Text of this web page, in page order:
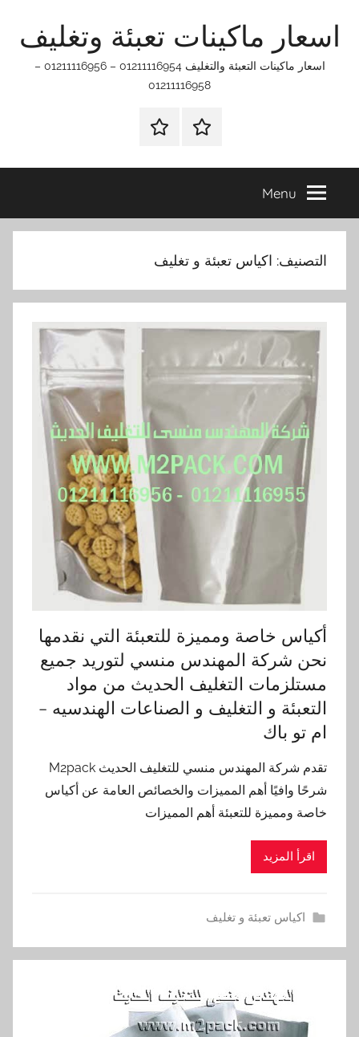
اسعار ماكينات تعبئة وتغليف
اسعار ماكينات التعبئة والتغليف 01211116954 – 01211116956 –
01211116958
الرئيسيهاتـصـل
في
التي
Menu
التصنيف: اكياس تعبئة و تغليف
أكياس خاصة ومميزة للتعبئة التي نقدمها
نحن شركة المهندس منسي لتوريد جميع
مستلزمات التغليف الحديث من مواد
التعبئة و التغليف و الصناعات الهندسيه –
ام تو باك
تقدم شركة المهندس منسي للتغليف الحديث M2pack
شرحًا وافيًا أهم المميزات والخصائص العامة عن أكياس
خاصة ومميزة للتعبئة أهم المميزات
اقرأ المزيد
اكياس تعبئة و تغليف